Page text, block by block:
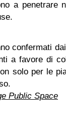
a penetrare
confermati
a favore di
solo per le
Public Space